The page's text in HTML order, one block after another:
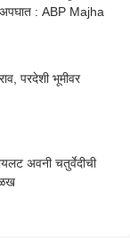
अपघात : ABP Majha
परदेशी भूमीवर
अवनी चतुर्वेदीची